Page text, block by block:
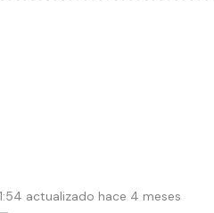
actualizado hace 4 meses